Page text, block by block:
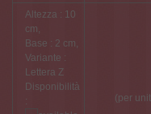
Altezza : 10
cm,
Base : 2 cm,
Variante :
Lettera Z
Disponibilità
:
(per